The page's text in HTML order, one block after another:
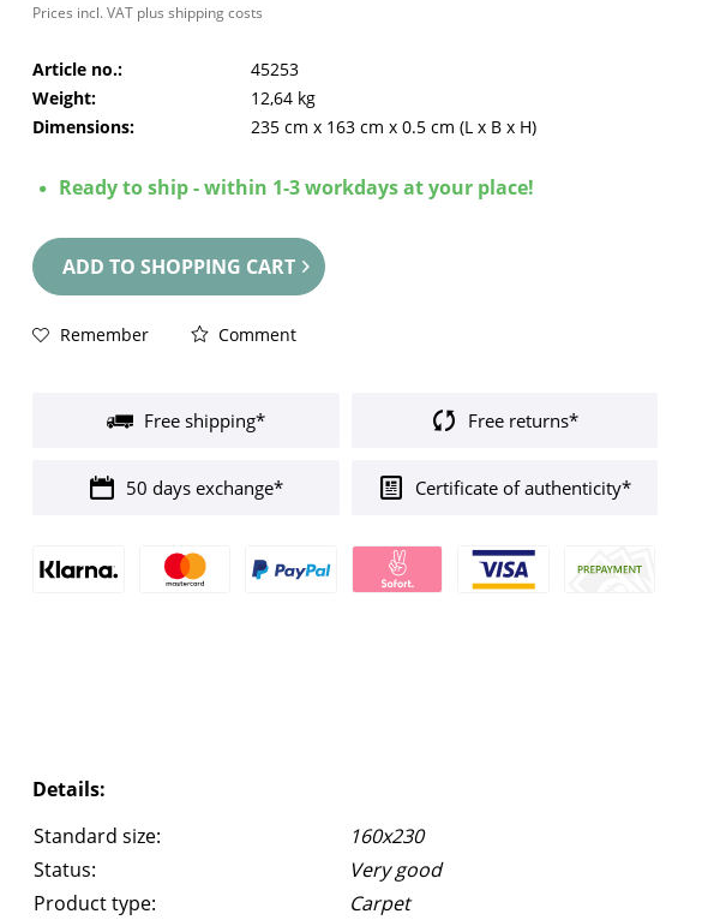
Prices incl. VAT plus shipping costs
Article no.:
45253
Weight:
12,64 kg
Dimensions:
235 cm x 163 cm x0.5 cm (L x B x H)
Ready to ship - within 1-3 workdays at your place!
ADD TO SHOPPING CART
Remember Comment
Free shipping* Free returns*
50 days exchange* Certificate of authenticity*
Details:
Standard size:
160x230
Status:
Very good
Product type:
Carpet